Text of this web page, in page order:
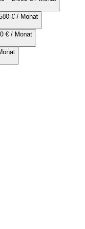
€ / Monat
€ / Monat